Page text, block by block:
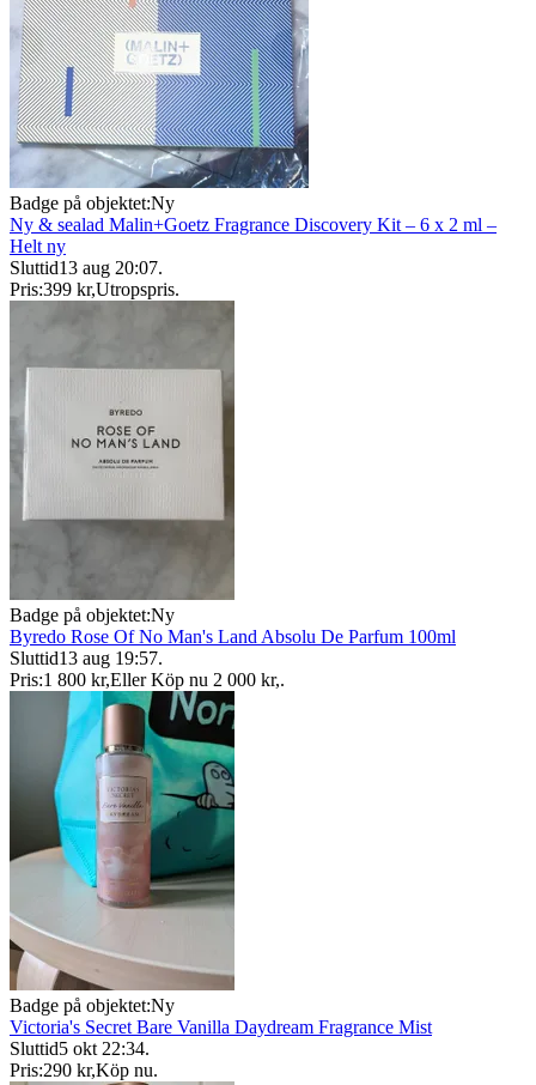
Badge på objektet:Ny
Ny & sealad Malin+Goetz Fragrance Discovery Kit – 6 x 2 ml –
Helt ny
Sluttid13 aug 20:07.
Pris:399 kr,Utropspris.
Badge på objektet:Ny
Byredo Rose Of No Man's Land Absolu De Parfum 100ml
Sluttid13 aug 19:57.
Pris:1 800 kr,Eller Köp nu 2 000 kr,.
Badge på objektet:Ny
Victoria's Secret Bare Vanilla Daydream Fragrance Mist
Sluttid5 okt 22:34.
Pris:290 kr,Köp nu.